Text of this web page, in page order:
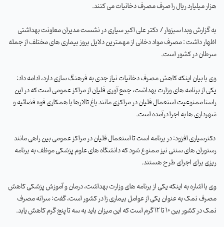
هزار میلیارد ریال را صرف مصرف دخانیات می کنند.
به گزارش وبدا سبزوار / دکتر علی اکبر سیاری در نشست مدیران معاونت بهداشتی
اظهار داشت : مصرف مواد دخانی از مهمترین دلایل بروز بیماری های مختلف از جمله
سرطان در کشور است.
وی با بیان اینکه کاهش مصرف دخانیات نیاز جدی به فرهنگ سازی دارد، ادامه داد:
یکی از برنامه های وزارت بهداشت، جمع آوری قلیان از مراکز عمومی است که در این
راستا ممنوعیت استعمال قلیان در مراکزی مانند باغ تالارها با همکاری قوه قضائیه و
شهرداری ها به اجرا درآمده است.
دکترسیاری افزود: در برنامه است تا استعمال قلیان در مراکز عمومی بین راهی مانند
رستوران های سنتی نیز ممنوع شود که دانشگاه های علوم پزشکی موظف به برنامه
ریزی برای اجرای طرح هستند.
وی با اشاره به اینکه یکی از برنامه های وزارت بهداشت، درمان و آموزش پزشکی کاهش
مصرف نمک به عنوان یکی از عوامل بیماری زا در کشور است، گفت: سرانه مصرف
نمک در کشور بین 10 تا 12 گرم است که این میزان باید به سه تا پنج گرم کاهش یابد
.